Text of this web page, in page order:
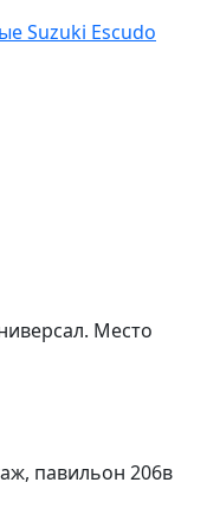
Suzuki Escudo
Место
павильон 206в